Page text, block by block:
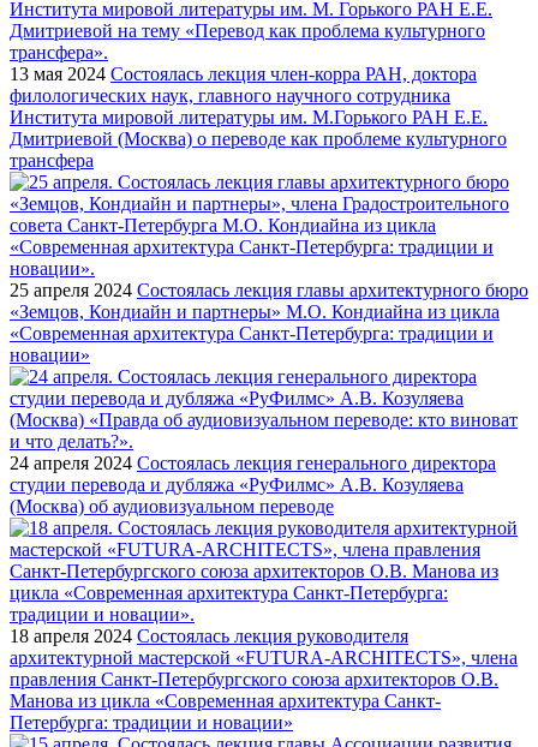
13 мая 2024 Состоялась лекция член-корра РАН, доктора
филологических наук, главного научного сотрудника
Института мировой литературы им. М.Горького РАН Е.Е.
Дмитриевой (Москва) о переводе как проблеме культурного
трансфера
25 апреля 2024 Состоялась лекция главы архитектурного бюро
«Земцов, Кондиайн и партнеры» М.О. Кондиайна из цикла
«Современная архитектура Санкт-Петербурга: традиции и
новации»
24 апреля 2024 Состоялась лекция генерального директора
студии перевода и дубляжа «РуФилмс» А.В. Козуляева
(Москва) об аудиовизуальном переводе
18 апреля 2024 Состоялась лекция руководителя
архитектурной мастерской «FUTURA-ARCHITECTS», члена
правления Санкт-Петербургского союза архитекторов О.В.
Манова из цикла «Современная архитектура Санкт-
Петербурга: традиции и новации»